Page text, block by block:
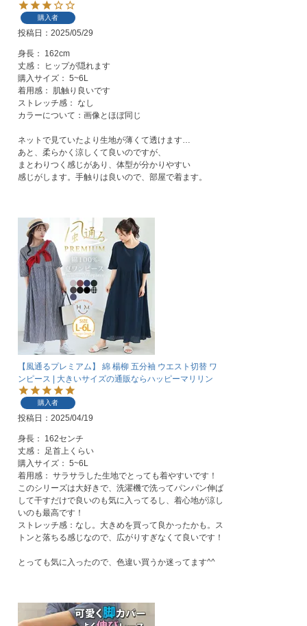
購入者
投稿日 2025/05/29
身長： 162cm
丈感： ヒップが隠れます
購入サイズ： 5~6L
着用感： 肌触り良いです
ストレッチ感： なし
カラーについて：画像とほぼ同じ
ネットで見ていたより生地が薄くて透けます…
あと、柔らかく涼しくて良いのですが、
まとわりつく感じがあり、体型が分かりやすい
感じがします。手触りは良いので、部屋で着ます。
【風通るプレミアム】 綿 楊柳 五分袖 ウエスト切替 ワ
ンピース | 大きいサイズの通販ならハッピーマリリン
購入者
投稿日 2025/04/19
身長： 162センチ
丈感： 足首上くらい
購入サイズ： 5~6L
着用感： サラサラした生地でとっても着やすいです！
このシリーズは大好きで、洗濯機で洗ってパンパン伸ば
して干すだけで良いのも気に入ってるし、着心地が涼し
いのも最高です！
ストレッチ感：なし。大きめを買って良かったかも。ス
トンと落ちる感じなので、広がりすぎなくて良いです！
とっても気に入ったので、色違い買うか迷ってます^^